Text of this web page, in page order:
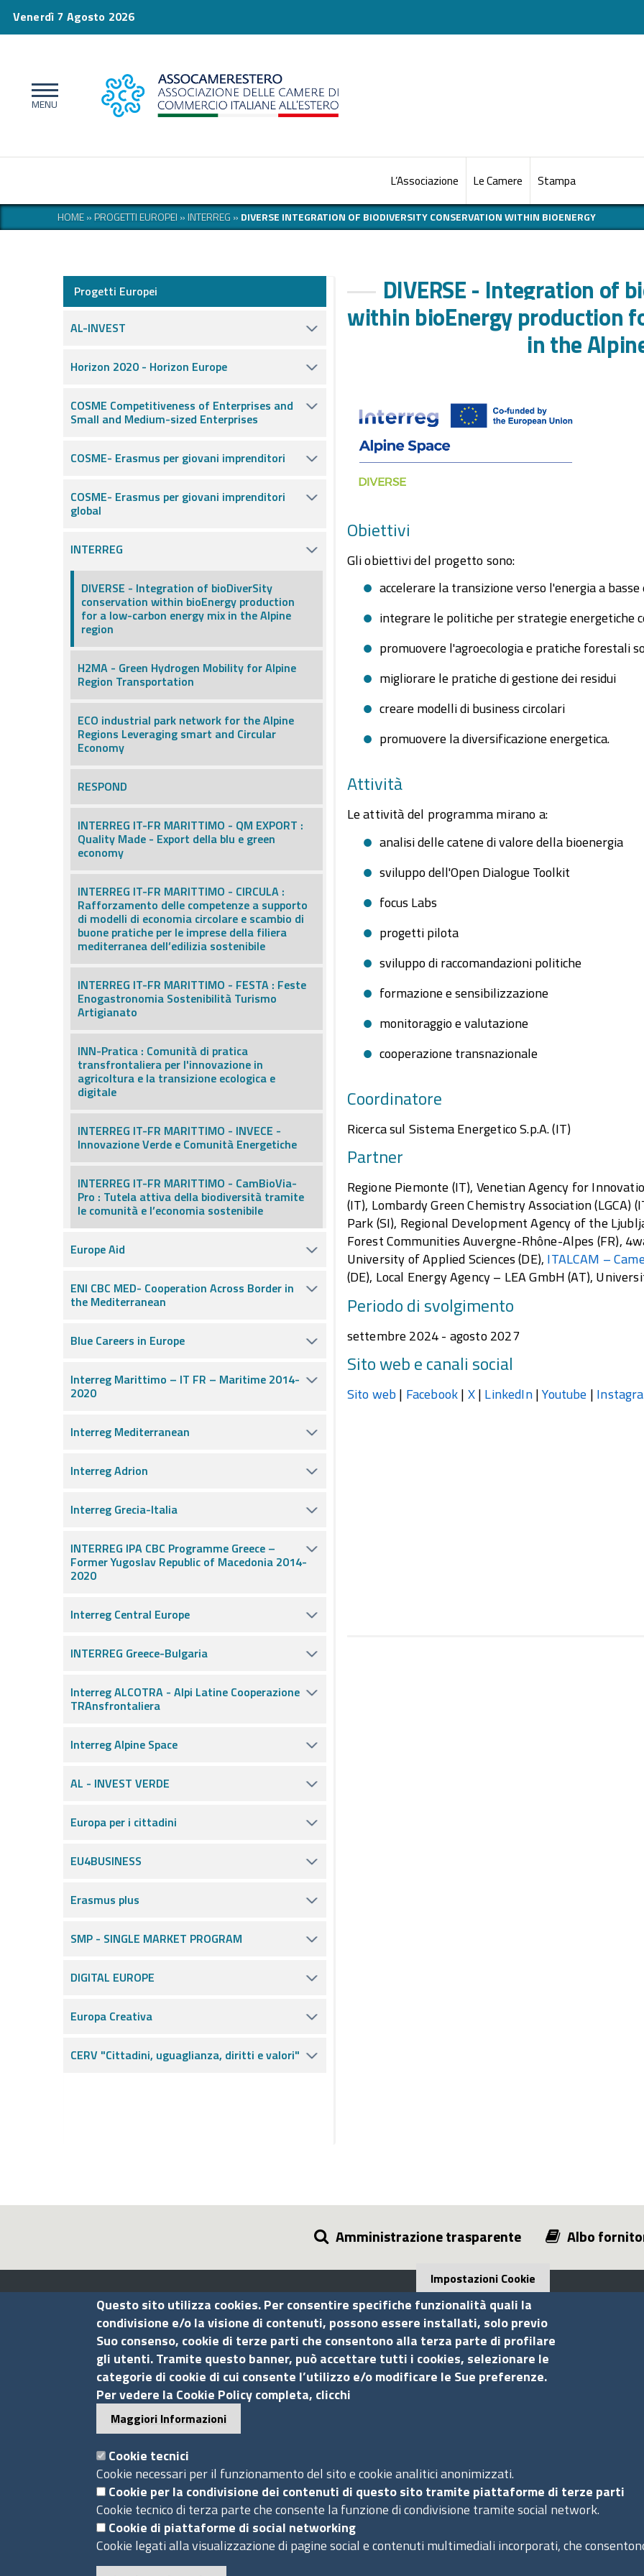
Venerdì 7 Agosto 2026
L’Associazione Le Camere Stampa
HOME»PROGETTI EUROPEI »INTERREG » DIVERSE INTEGRATION OF BIODIVERSITY CONSERVATION WITHIN BIOENERGY
Progetti Europei
AL-INVEST
Horizon 2020 - Horizon Europe
COSME Competitiveness of Enterprises and
Small and Medium-sized Enterprises
COSME- Erasmus per giovani imprenditori
COSME- Erasmus per giovani imprenditori
global
INTERREG
DIVERSE - Integration of bioDiverSity
conservation within bioEnergy production
for a low-carbon energy mix in the Alpine
region
H2MA - Green Hydrogen Mobility for Alpine
Region Transportation
ECO industrial park network for the Alpine
Regions Leveraging smart and Circular
Economy
RESPOND
INTERREG IT-FR MARITTIMO - QM EXPORT :
Quality Made - Export della blu e green
economy
INTERREG IT-FR MARITTIMO - CIRCULA :
Rafforzamento delle competenze a supporto
di modelli di economia circolare e scambio di
buone pratiche per le imprese della filiera
mediterranea dell’edilizia sostenibile
INTERREG IT-FR MARITTIMO - FESTA : Feste
Enogastronomia Sostenibilità Turismo
Artigianato
INN-Pratica : Comunità di pratica
transfrontaliera per l'innovazione in
agricoltura e la transizione ecologica e
digitale
INTERREG IT-FR MARITTIMO - INVECE -
Innovazione Verde e Comunità Energetiche
INTERREG IT-FR MARITTIMO - CamBioVia-
Pro : Tutela attiva della biodiversità tramite
le comunità e l’economia sostenibile
Europe Aid
ENI CBC MED- Cooperation Across Border in
the Mediterranean
Blue Careers in Europe
Interreg Marittimo – IT FR – Maritime 2014-
2020
Interreg Mediterranean
Interreg Adrion
Interreg Grecia-Italia
INTERREG IPA CBC Programme Greece –
Former Yugoslav Republic of Macedonia 2014-
2020
Interreg Central Europe
INTERREG Greece-Bulgaria
Interreg ALCOTRA - Alpi Latine Cooperazione
TRAnsfrontaliera
Interreg Alpine Space
AL - INVEST VERDE
Europa per i cittadini
EU4BUSINESS
Erasmus plus
SMP - SINGLE MARKET PROGRAM
DIGITAL EUROPE
Europa Creativa
CERV "Cittadini, uguaglianza, diritti e valori"
DIVERSE - Integration of
within bioEnergy production
in the
Obiettivi
Gli obiettivi del progetto sono:
accelerare la transizione verso l'energia a
integrare le politiche per strategie energetiche
promuovere l'agroecologia e pratiche forestali
migliorare le pratiche di gestione dei residui
creare modelli di business circolari
promuovere la diversificazione energetica.
Attività
Le attività del programma mirano a:
analisi delle catene di valore della bioenergia
sviluppo dell'Open Dialogue Toolkit
focus Labs
progetti pilota
sviluppo di raccomandazioni politiche
formazione e sensibilizzazione
monitoraggio e valutazione
cooperazione transnazionale
Coordinatore
Ricerca sul Sistema Energetico S.p.A. (IT)
Partner
Regione Piemonte (IT), Venetian Agency for
(IT), Lombardy Green Chemistry Association
Park (SI), Regional Development Agency of the
Forest Communities Auvergne-Rhône-Alpes (FR),
University of Applied Sciences (DE), ITALCAM –
(DE), Local Energy Agency – LEA GmbH (AT),
Periodo di svolgimento
settembre 2024 - agosto 2027
Sito web e canali social
Sito web| Facebook| X| LinkedIn|Youtube |
Amministrazione trasparente Albo
Assocamerestero
Contatti
Via G.B. Morgagni, 13 - 00161 Roma
Tel.: +39 06 44231314
P.Iva 01898631005
C.F. 07888290587
info.assocamerestero@legalmail.it
info@assocamerestero.it
dpo@assocamerestero.it
Seguici su
Piè
Powered by InfoCamere
Impostazioni Cookie
Questo sito utilizza cookies. Per consentire specifiche funzionalità quali la
condivisione e/o la visione di contenuti, possono essere installati, solo previo
Suo consenso, cookie di terze parti che consentono alla terza parte di profilare
gli utenti. Tramite questo banner, può accettare tutti i cookies, selezionare le
categorie di cookie di cui consente l’utilizzo e/o modificare le Sue preferenze.
Per vedere la Cookie Policy completa, clicchi
Maggiori Informazioni
Cookie tecnici
Cookie necessari per il funzionamento del sito e cookie analitici anonimizzati.
Cookie per la condivisione dei contenuti di questo sito tramite piattaforme di terze parti
Cookie tecnico di terza parte che consente la funzione di condivisione tramite social network.
Cookie di piattaforme di social networking
Cookie legati alla visualizzazione di pagine social e contenuti multimediali incorporati, che